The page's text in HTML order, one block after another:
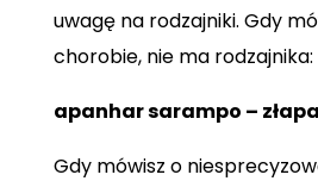
uwagę na rodzajniki. Gdy
chorobie, nie ma rodzajnika:
apanhar sarampo –
Gdy mówisz o